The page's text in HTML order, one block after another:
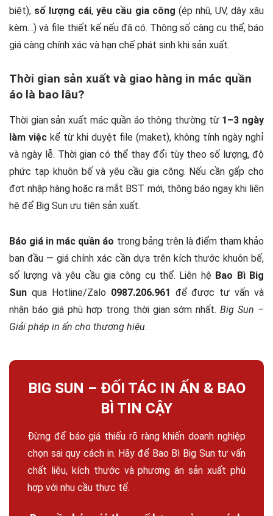
biệt), số lượng cái,yêu cầu gia công (ép nhũ, UV, dây xâu
kèm…) và file thiết kế nếu đã có. Thông số càng cụ thể, báo
giá càng chính xác và hạn chế phát sinh khi sản xuất.
Thời gian sản xuất và giao hàng in mác quần
áo là bao lâu?
Thời gian sản xuất mác quần áo thông thường từ 1–3 ngày
làm việc kể từ khi duyệt file (maket), không tính ngày nghỉ
và ngày lễ. Thời gian có thể thay đổi tùy theo số lượng, độ
phức tạp khuôn bế và yêu cầu gia công. Nếu cần gấp cho
đợt nhập hàng hoặc ra mắt BST mới, thông báo ngay khi liên
hệ để Big Sun ưu tiên sản xuất.
Báo giá in mác quần áo trong bảng trên là điểm tham khảo
ban đầu — giá chính xác cần dựa trên kích thước khuôn bế,
số lượng và yêu cầu gia công cụ thể. Liên hệ Bao Bì Big
Sun qua Hotline/Zalo 0987.206.961 để được tư vấn và
nhận báo giá phù hợp trong thời gian sớm nhất. Big Sun –
Giải pháp in ấn cho thương hiệu.
BIG SUN – ĐỐI TÁC IN ẤN & BAO
BÌ TIN CẬY
Đừng để báo giá thiếu rõ ràng khiến doanh nghiệp
chọn sai quy cách in. Hãy để Bao Bì Big Sun tư vấn
chất liệu, kích thước và phương án sản xuất phù
hợp với nhu cầu thực tế.